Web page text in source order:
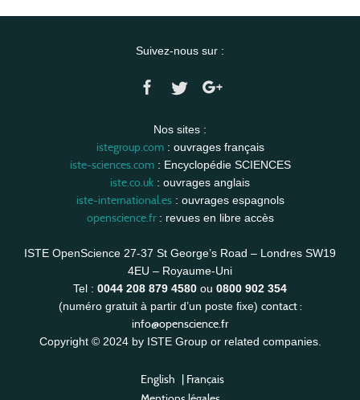
Suivez-nous sur :
Nos sites :
istegroup.com: ouvrages français
iste-sciences.com: Encyclopédie SCIENCES
iste.co.uk : ouvrages anglais
iste-international.es: ouvrages espagnols
openscience.fr: revues en libre accès
ISTE OpenScience 27-37 St George’s Road – Londres SW19
4EU – Royaume-Uni
Tel : 0044 208 879 4580 ou 0800 902 354
(numéro gratuit à partir d’un poste fixe) contact :
info@openscience.fr
Copyright © 2024 by ISTE Group or related companies.
English | Français